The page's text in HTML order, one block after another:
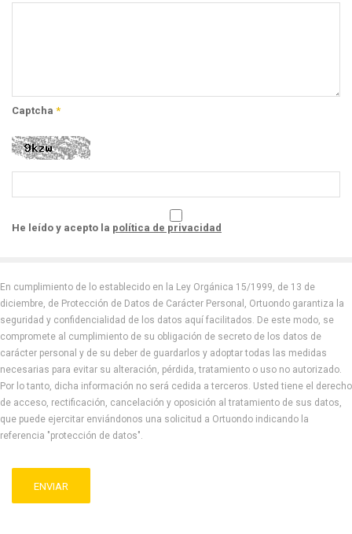
Captcha *
He leído y acepto la política de privacidad
En cumplimiento de lo establecido en la Ley Orgánica 15/1999, de 13 de
diciembre, de Protección de Datos de Carácter Personal, Ortuondo garantiza la
seguridad y confidencialidad de los datos aquí facilitados. De este modo, se
compromete al cumplimiento de su obligación de secreto de los datos de
carácter personal y de su deber de guardarlos y adoptar todas las medidas
necesarias para evitar su alteración, pérdida, tratamiento o uso no autorizado.
Por lo tanto, dicha información no será cedida a terceros. Usted tiene el derecho
de acceso, rectificación, cancelación y oposición al tratamiento de sus datos,
que puede ejercitar enviándonos una solicitud a Ortuondo indicando la
referencia "protección de datos".
ENVIAR